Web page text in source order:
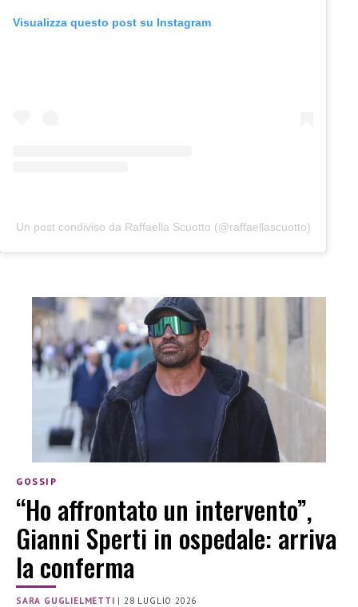
Visualizza questo post su Instagram
Un post condiviso da Raffaella Scuotto (@raffaellascuotto)
GOSSIP
“Ho affrontato un intervento”,
Gianni Sperti in ospedale: arriva
la conferma
SARA GUGLIELMETTI | 28 LUGLIO 2026